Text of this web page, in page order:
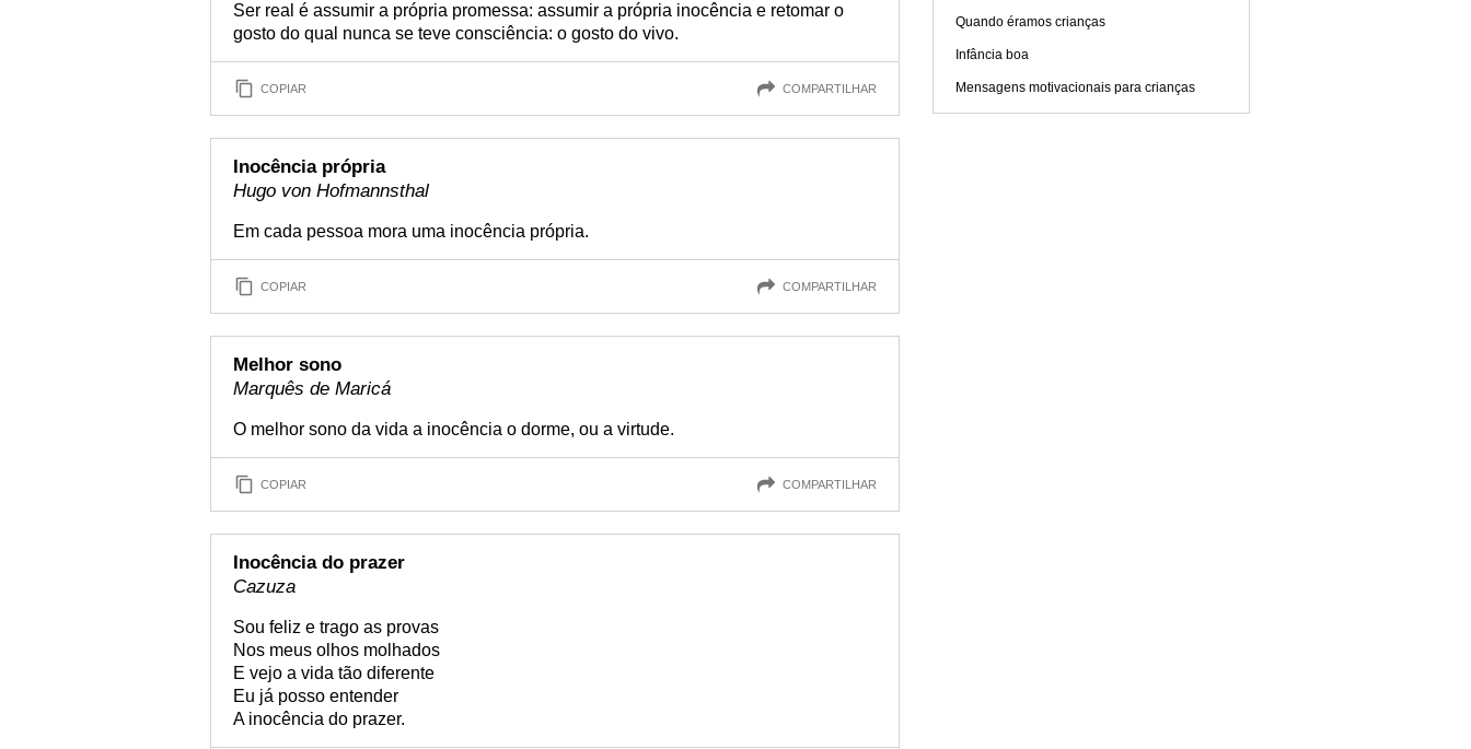
Ser real é assumir a própria promessa: assumir a própria inocência e retomar o
gosto do qual nunca se teve consciência: o gosto do vivo.
COPIAR COMPARTILHAR
Inocência própria
Hugo von Hofmannsthal
Em cada pessoa mora uma inocência própria.
COPIAR COMPARTILHAR
Melhor sono
Marquês de Maricá
O melhor sono da vida a inocência o dorme, ou a virtude.
COPIAR COMPARTILHAR
Inocência do prazer
Cazuza
Sou feliz e trago as provas
Nos meus olhos molhados
E vejo a vida tão diferente
Eu já posso entender
A inocência do prazer.
Quando éramos crianças
Infância boa
Mensagens motivacionais para crianças